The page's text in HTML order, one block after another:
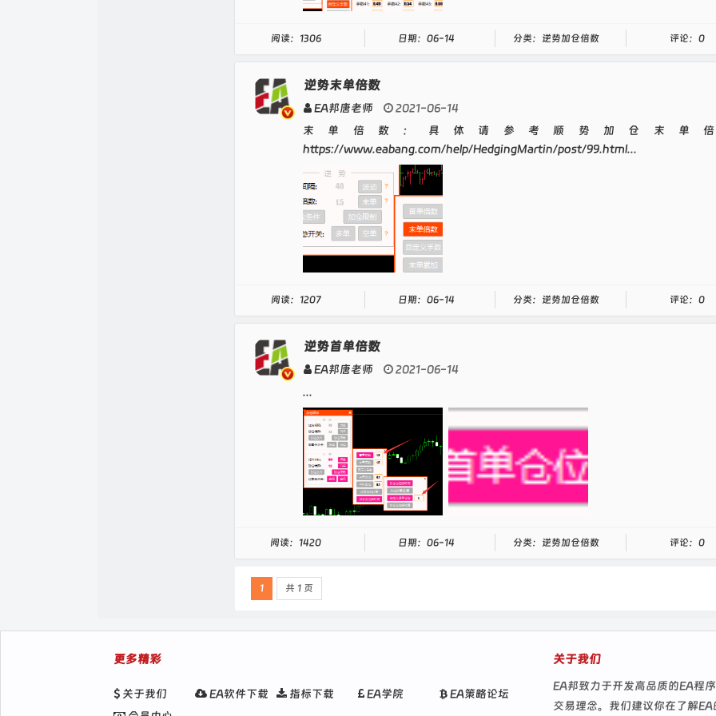
阅读：1306 日期：06-14 分类：逆势加仓倍数 评论：0
逆势末单倍数
EA邦唐老师
2021-06-14
末单倍数：具体请参考顺势加仓末单
https://www.eabang.com/help/HedgingMartin/post/99.html...
阅读：1207 日期：06-14 分类：逆势加仓倍数 评论：0
逆势首单倍数
EA邦唐老师
2021-06-14
...
阅读：1420 日期：06-14 分类：逆势加仓倍数 评论：0
1 共 1 页
更多精彩
关于我们 EA软件下载 指标下载 EA学院
EA策略论坛
关于我们
EA邦致力于开发高品质的EA程
交易理念。我们建议你在了解